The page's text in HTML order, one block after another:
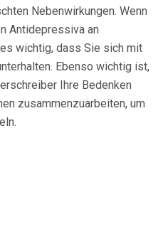
Nebenwirkungen. Wenn
Antidepressiva an
wichtig, dass Sie sich mit
Ebenso wichtig ist,
Ihre Bedenken
zusammenzuarbeiten, um